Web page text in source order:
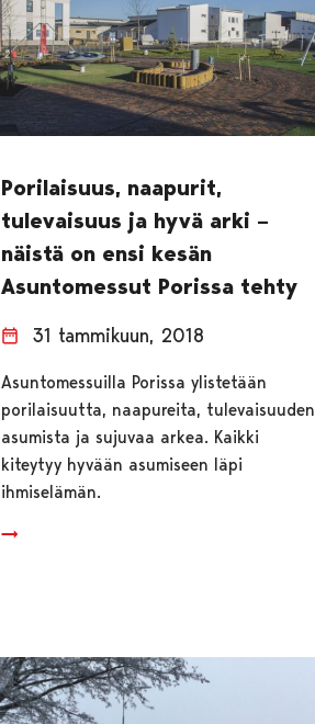
Porilaisuus, naapurit,
tulevaisuus ja hyvä arki –
näistä on ensi kesän
Asuntomessut Porissa tehty
31 tammikuun, 2018
Asuntomessuilla Porissa ylistetään
porilaisuutta, naapureita, tulevaisuuden
asumista ja sujuvaa arkea. Kaikki
kiteytyy hyvään asumiseen läpi
ihmiselämän.